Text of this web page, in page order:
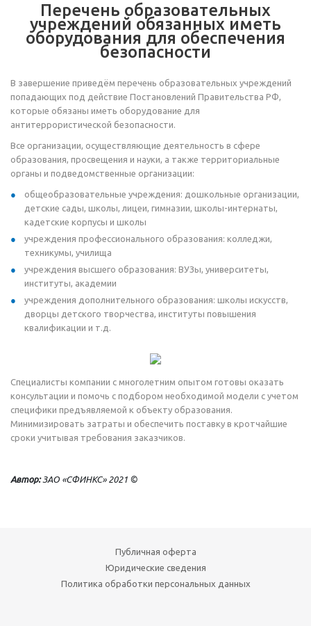
Перечень образовательных
учреждений обязанных иметь
оборудования для обеспечения
безопасности
В завершение приведём перечень образовательных учреждений
попадающих под действие Постановлений Правительства РФ,
которые обязаны иметь оборудование для
антитеррористической безопасности.
Все организации, осуществляющие деятельность в сфере
образования, просвещения и науки, а также территориальные
органы и подведомственные организации:
общеобразовательные учреждения: дошкольные организации,
детские сады, школы, лицеи, гимназии, школы-интернаты,
кадетские корпусы и школы
учреждения профессионального образования: колледжи,
техникумы, училища
учреждения высшего образования: ВУЗы, университеты,
институты, академии
учреждения дополнительного образования: школы искусств,
дворцы детского творчества, институты повышения
квалификации и т.д.
Специалисты компании с многолетним опытом готовы оказать
консультации и помочь с подбором необходимой модели с учетом
специфики предъявляемой к объекту образования.
Минимизировать затраты и обеспечить поставку в кротчайшие
сроки учитывая требования заказчиков.
Автор:ЗАО «СФИНКС» 2021 ©
Публичная оферта
Юридические сведения
Политика обработки персональных данных